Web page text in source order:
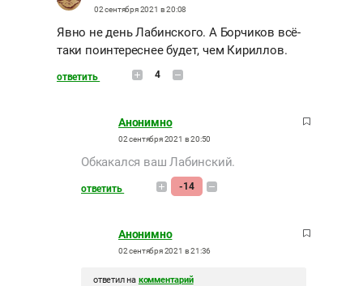
02 сентября 2021 в 20:08
Явно не день Лабинского. А Борчиков всё-
таки поинтереснее будет, чем Кириллов.
ответить 4
Анонимно
02 сентября 2021 в 20:50
Обкакался ваш Лабинский.
ответить -14
Анонимно
02 сентября 2021 в 21:36
ответил на комментарий